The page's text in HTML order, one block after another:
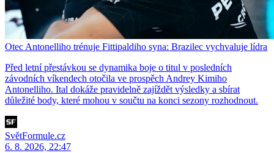
Otec Antonelliho trénuje Fittipaldiho syna: Brazilec vychvaluje lídra
Před letní přestávkou se dynamika boje o titul v posledních
závodních víkendech otočila ve prospěch Andrey Kimiho
Antonelliho. Ital dokáže pravidelně zajíždět výsledky a sbírat
důležité body, které mohou v součtu na konci sezony rozhodnout.
SvětFormule.cz
6. 8. 2026, 22:47